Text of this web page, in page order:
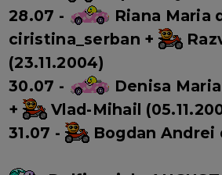
28.07 -
Riana Maria
ciristina_serban +
(23.11.2004)
30.07 -
Denisa
+
Vlad-Mihail
31.07 -
Bogdan Andrei